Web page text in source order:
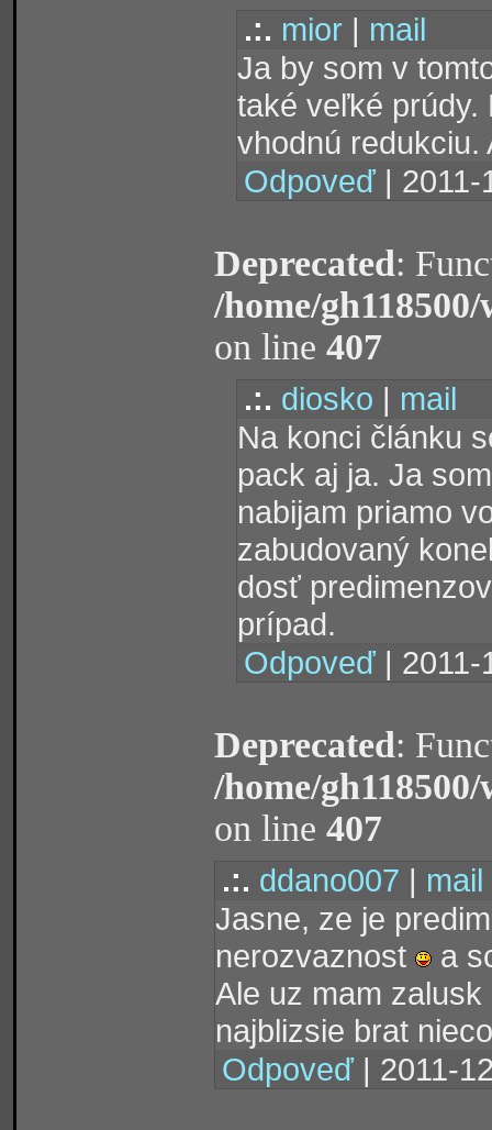
.:. mior | mail
Ja by som v
také veľké prúdy.
vhodnú redukciu.
Odpoveď |
Deprecated:
/home/
on line 407
.:. diosko | mail
Na konci článku
pack aj ja. Ja
nabijam priamo
zabudovaný
dosť
prípad.
Odpoveď |
Deprecated:
/home/
on line 407
.:. ddano007 | mail
Jasne, ze je
nerozvaznost
a
Ale uz mam
najblizsie brat
Odpoveď | 2011-